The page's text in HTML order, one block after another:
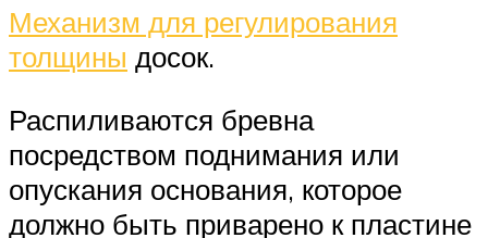
Механизм для регулирования
толщины досок.
Распиливаются бревна
посредством поднимания или
опускания основания, которое
должно быть приварено к пластине